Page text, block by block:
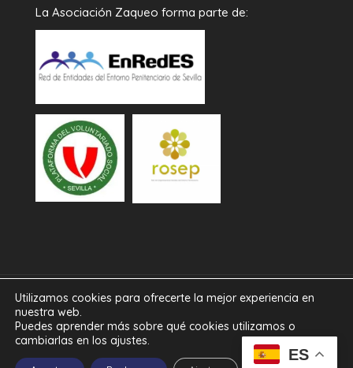
La Asociación Zaqueo forma parte de:
Diseñado por
Inova2026© Todos los derechos reservados.Política
de Privacidad|Aviso Legal|Política de CookiesES
Utilizamos cookies para ofrecerte la mejor experiencia en
nuestra web.
Puedes aprender más sobre qué cookies utilizamos o
cambiarlas en los ajustes.